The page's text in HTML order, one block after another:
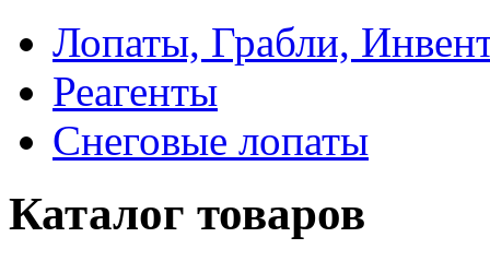
Лопаты, Грабли,
Реагенты
Снеговые лопаты
Каталог товаров